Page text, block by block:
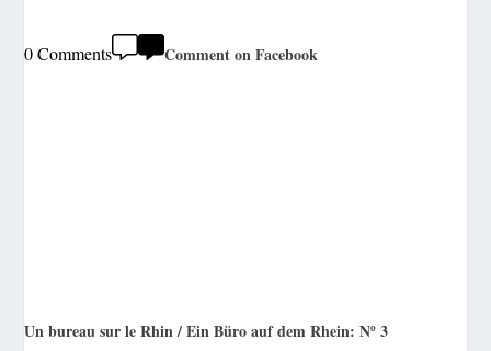
0 Comments Comment on Facebook
Un bureau sur le Rhin / Ein Büro auf dem Rhein: Nº 3